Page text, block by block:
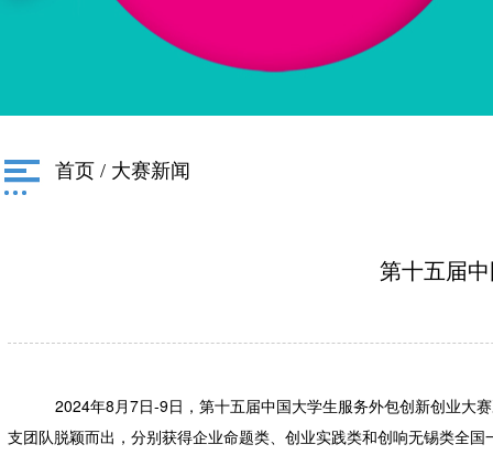
首页 / 大赛新闻
第十五届
2024年8月7日-9日，第十五届中国大学生服务外包创新创业大
支团队脱颖而出，分别获得企业命题类、创业实践类和创响无锡类全国